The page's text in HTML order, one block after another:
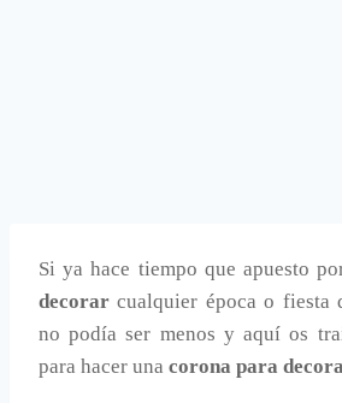
Si ya hace tiempo que apuesto
decorar cualquier época o fiesta
no podía ser menos y aquí os
para hacer una corona para